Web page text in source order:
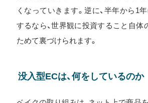
くなっていきます。逆に、半年から1
するなら、世界観に投資すること自体
ためて裏づけられます。
没入型ECは、何をしているのか